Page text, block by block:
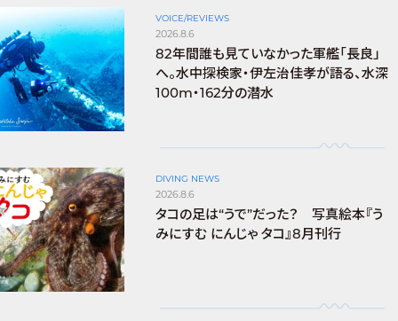
VOICE/REVIEWS
2026.8.6
82年間誰も見ていなかった軍艦「長良」
へ。水中探検家・伊左治佳孝が語る、水深
100m・162分の潜水
DIVING NEWS
2026.8.6
タコの足は“うで”だった？ 写真絵本『う
みにすむ にんじゃ タコ』8月刊行